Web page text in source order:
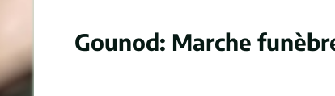
Gounod: Marche